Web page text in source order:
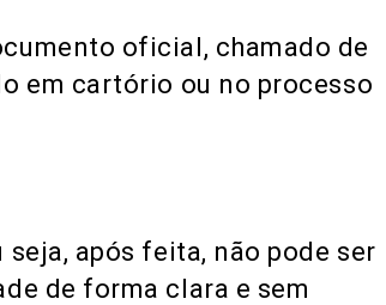
oficial, chamado de
em cartório ou no processo
após feita, não pode ser
de forma clara e sem